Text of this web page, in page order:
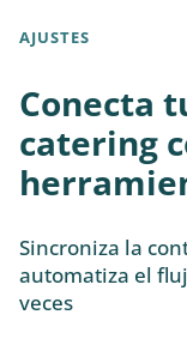
AJUSTES
Conecta
catering
Sincroniza la
automatiza el
veces